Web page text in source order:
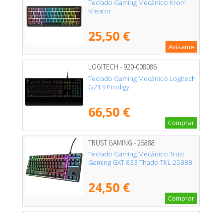
Teclado Gaming Mecánico Krom
Kreator
25,50 €
Avísame
LOGITECH - 920-008086
Teclado Gaming Mecánico Logitech
G213 Prodigy
66,50 €
Comprar
TRUST GAMING - 25888
Teclado Gaming Mecánico Trust
Gaming GXT 833 Thado TKL 25888
24,50 €
Comprar